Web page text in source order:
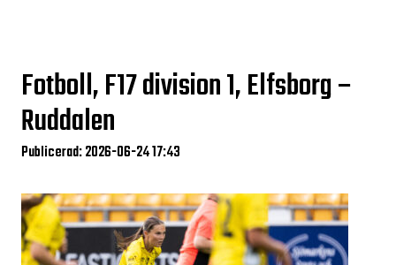
Fotboll, F17 division 1, Elfsborg –
Ruddalen
Publicerad: 2026-06-24 17:43